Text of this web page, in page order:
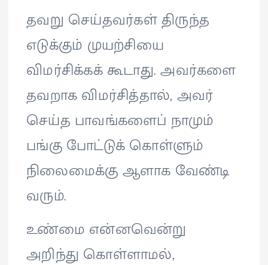
தவறு செய்தவர்கள் திருந்த
எடுக்கும் முயற்சியை
விமர்சிக்கக் கூடாது. அவர்களை
தவறாக விமர்சித்தால், அவர்
செய்த பாவங்களைப் நாமும்
பங்கு போட்டுக் கொள்ளும்
நிலைமைக்கு ஆளாக வேண்டி
வரும்.
உண்மை என்னவென்று
அறிந்து கொள்ளாமல்,